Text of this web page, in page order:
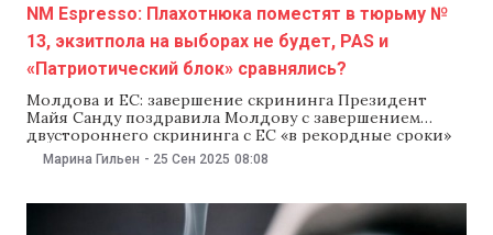
NM Espresso: Плахотнюка поместят в тюрьму №
13, экзитпола на выборах не будет, PAS и
«Патриотический блок» сравнялись?
Молдова и ЕС: завершение скрининга Президент
Майя Санду поздравила Молдову с завершением
двустороннего скрининга с ЕС «в рекордные сроки»
— вдвое быстрее, чем другие страны-кандидаты. За
год эксперты изучили свыше 100 тыс. страниц
евростандартам. Санду сказала, что Молдова показала
«технические возможности» и «решимость», но для
Марина Гильен - 25 Сен 2025 08:08